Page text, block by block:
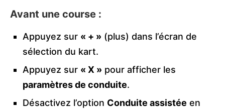
Avant une course :
Appuyez sur « + » (plus) dans l’écran de
sélection du kart.
Appuyez sur « X » pour afficher les
paramètres de conduite.
Désactivez l’option Conduite assistée en